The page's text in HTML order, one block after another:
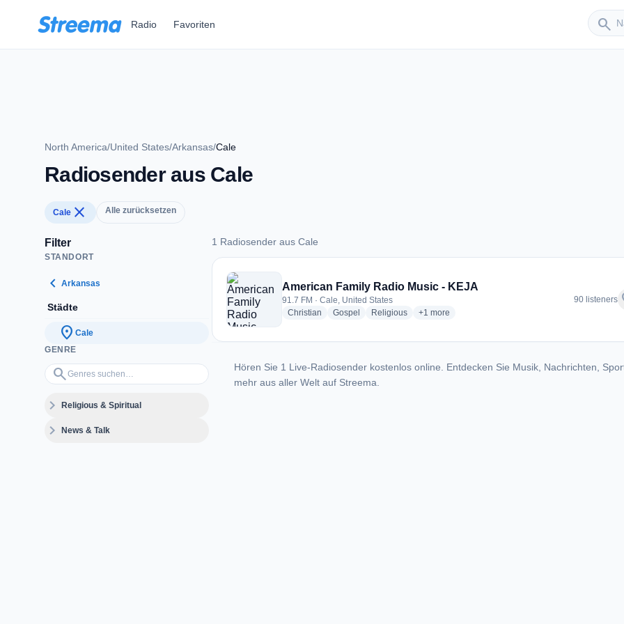
Radio Favoriten search
Sender
North America/United States/Arkansas/Cale
Radiosender aus Cale
Cale close Alle zurücksetzen
Filter
STANDORT
chevron_left Arkansas
Städte
location_on Cale
GENRE
search
Genres suchen…
expand_moreReligious & Spiritual
expand_moreNews & Talk
1 Radiosender aus Cale
1 Radiosender aus Cale
American Family Radio Music - KEJA
91.7 FM · Cale, United States
Christian radio stations
Gospel radio stations
Religiousradio stations
+1 more genres for American Family Radio Music - KEJA
more
90 listeners
Hören Sie 1 Live-Radiosender kostenlos online. Entdecken Sie Musik, Nachrichten,
mehr aus aller Welt auf Streema.